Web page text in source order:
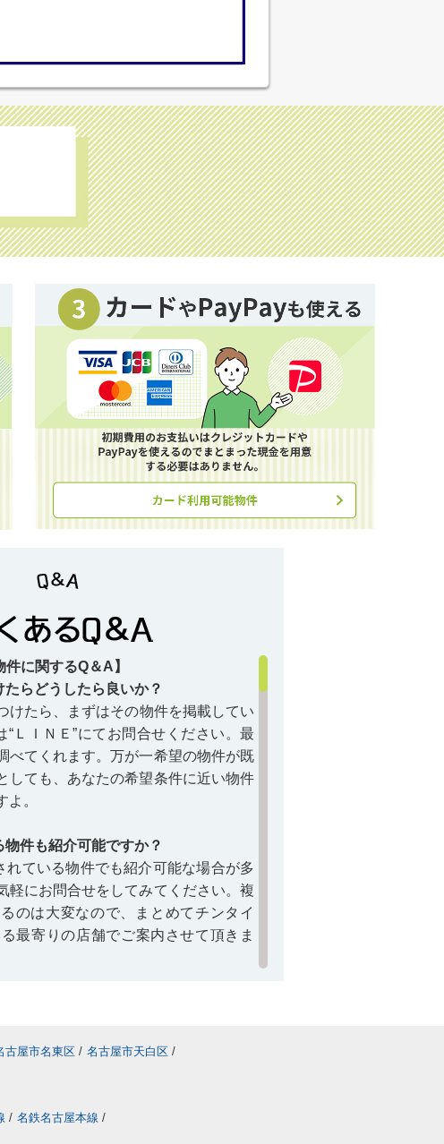
件に関するQ＆A】
らどうしたら良いか？
けたら、まずはその物件を掲載してい
“ＬＩＮＥ”にてお問合せください。最
べてくれます。万が一希望の物件が既
しても、あなたの希望条件に近い物件
。
件も紹介可能ですか？
れている物件でも紹介可能な場合が多
軽にお問合せをしてみてください。複
のは大変なので、まとめてチンタイ
最寄りの店舗でご案内させて頂きま
予定などで新たに賃貸募集の予定があ
たします。
するコラム＞＞
古屋市名東区 / 名古屋市天白区 /
/ 名鉄名古屋本線 /